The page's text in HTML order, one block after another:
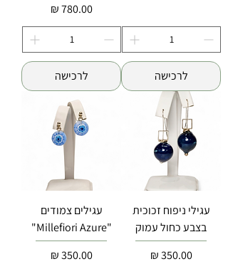
לרכישה
מחיר‏780.00 ‏₪
לרכישה
עגילי ניפוח זכוכית
בצבע כחול עמוק
מחיר‏350.00 ‏₪
עגילים צמודים
"Millefiori Azure"
מחיר‏350.00 ‏₪